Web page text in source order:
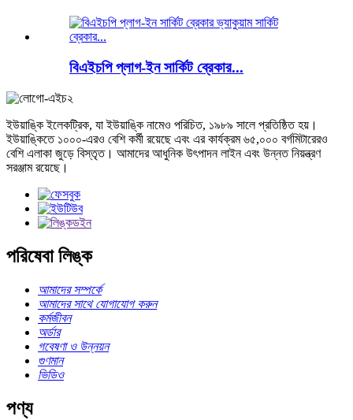
বিএইচপি প্লাগ-ইন সার্কিট ব্রেকার...
ইউয়াঙ্কি ইলেকট্রিক, যা ইউয়াঙ্কি নামেও পরিচিত, ১৯৮৯ সালে প্রতিষ্ঠিত হয়।
ইউয়াঙ্কিতে ১০০০-এরও বেশি কর্মী রয়েছে এবং এর কার্যক্রম ৬৫,০০০ বর্গমিটারেরও
বেশি এলাকা জুড়ে বিস্তৃত। আমাদের আধুনিক উৎপাদন লাইন এবং উন্নত নিয়ন্ত্রণ
সরঞ্জাম রয়েছে।
পরিষেবা লিঙ্ক
আমাদের সম্পর্কে
আমাদের সাথে যোগাযোগ করুন
কর্মজীবন
অর্ডার
গবেষণা ও উন্নয়ন
গুণমান
ভিডিও
পণ্য